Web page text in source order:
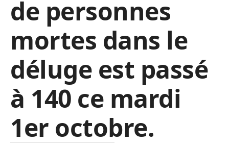
de personnes
mortes dans le
déluge est passé
à 140 ce mardi
1er octobre.